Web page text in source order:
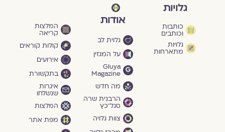
גלויות
כותבות
וכותבים
גלויות
מתארחות
אודות
גלוית לב
על המגזין
Gluya
Magazine
מה חדש
הרבנית שרה
סגל־כץ
צוות גלויה
המלצות
קריאה
קולות קוראים
אירועים
בתקשורת
איגרות
שנשלחו
המלצות
מפת אתר